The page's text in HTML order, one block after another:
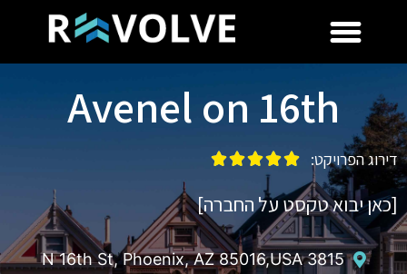
Avenel on 16th
דירוג הפרויקט: 




[כאן יבוא טקסט על החברה]
3815 N 16th St, Phoenix, AZ 85016,USA